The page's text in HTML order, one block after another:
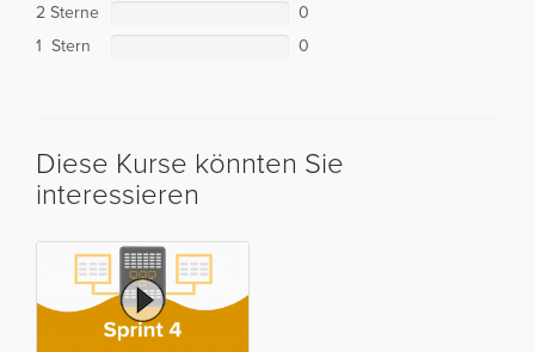
2 Sterne
0
1 Stern
0
Diese Kurse könnten Sie
interessieren